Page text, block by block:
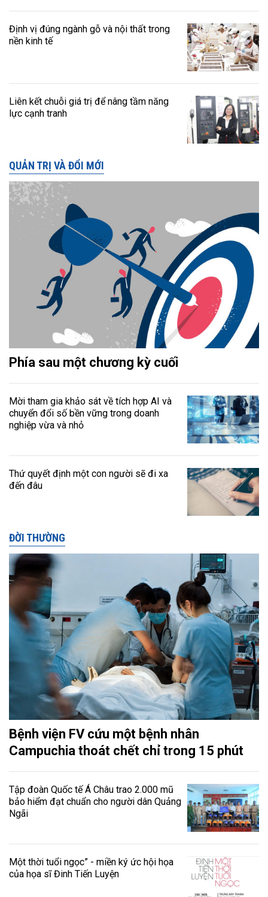
Định vị đúng ngành gỗ và nội thất trong
nền kinh tế
Liên kết chuỗi giá trị để nâng tầm năng
lực cạnh tranh
QUẢN TRỊ VÀ ĐỔI MỚI
Phía sau một chương kỳ cuối
Mời tham gia khảo sát về tích hợp AI và
chuyển đổi số bền vững trong doanh
nghiệp vừa và nhỏ
Thứ quyết định một con người sẽ đi xa
đến đâu
ĐỜI THƯỜNG
Bệnh viện FV cứu một bệnh nhân
Campuchia thoát chết chỉ trong 15 phút
Tập đoàn Quốc tế Á Châu trao 2.000 mũ
bảo hiểm đạt chuẩn cho người dân Quảng
Ngãi
Một thời tuổi ngọc” - miền ký ức hội họa
của họa sĩ Đinh Tiến Luyện